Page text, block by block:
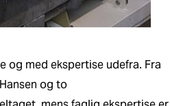
og med ekspertise udefra. Fra
og to